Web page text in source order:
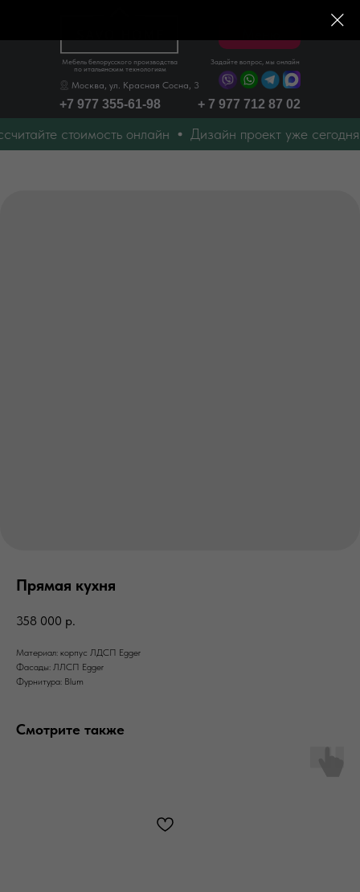
Мебель белорусского производства
по итальянским технологиям
+7 977 355-61-98
Задайте вопрос, мы онлайн
Москва, ул. Красная Сосна, 3
+ 7 977 712 87 02
стоимость онлайн Дизайн проект уже сегодня
Прямая кухня
358 000 р.
Материал: корпус ЛДСП Egger
Фасады: ЛЛСП Egger
Фурнитура: Blum
Смотрите также